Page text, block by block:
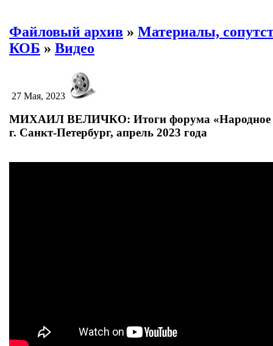
Файловый архив » Материалы,
КОБ » Видео
27 Мая, 2023
МИХАИЛ ВЕЛИЧКО: Итоги форума «Народное
г. Санкт-Петербург, апрель 2023 года